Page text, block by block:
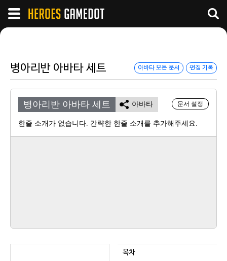
병아리반 아바타 세트 아바타 모든 문서 편집 기록
문서 설정
병아리반 아바타 세트 아바타
한줄 소개가 없습니다. 간략한 한줄 소개를 추가해주세요.
목차